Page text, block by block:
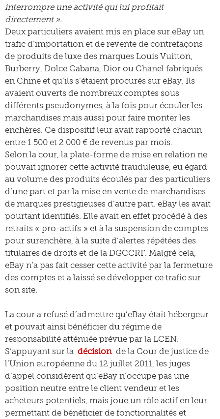
interrompre une activité qui lui profitait
directement ».
Deux particuliers avaient mis en place sur eBay un
trafic d’importation et de revente de contrefaçons
de produits de luxe des marques Louis Vuitton,
Burberry, Dolce Gabana, Dior ou Chanel fabriqués
en Chine et qu’ils s’étaient procurés sur eBay. Ils
avaient ouverts de nombreux comptes sous
différents pseudonymes, à la fois pour écouler les
marchandises mais aussi pour faire monter les
enchères. Ce dispositif leur avait rapporté chacun
entre 1 500 et 2 000 € de revenus par mois.
Selon la cour, la plate-forme de mise en relation ne
pouvait ignorer cette activité frauduleuse, eu égard
au volume des produits écoulés par des particuliers
d’une part et par la mise en vente de marchandises
de marques prestigieuses d’autre part. eBay les avait
pourtant identifiés. Elle avait en effet procédé à des
retraits « pro-actifs » et à la suspension de comptes
pour surenchère, à la suite d’alertes répétées des
titulaires de droits et de la DGCCRF. Malgré cela,
eBay n’a pas fait cesser cette activité par la fermeture
des comptes et a laissé se développer ce trafic sur
son site.
La cour a refusé d’admettre qu’eBay était hébergeur
et pouvait ainsi bénéficier du régime de
responsabilité atténuée prévue par la LCEN.
S’appuyant sur la décision de la Cour de justice de
l’Union européenne du 12 juillet 2011, les juges
d’appel considèrent qu’eBay n’occupe pas une
position neutre entre le client vendeur et les
acheteurs potentiels, mais joue un rôle actif en leur
permettant de bénéficier de fonctionnalités et